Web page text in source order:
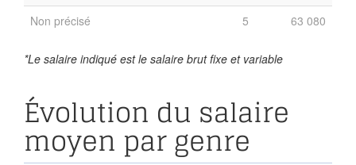
Non précisé 5 63 080
*Le salaire indiqué est le salaire brut fixe et variable
Évolution du salaire
moyen par genre